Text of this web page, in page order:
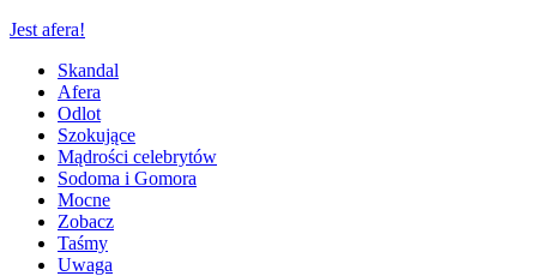
Jest afera!
Skandal
Afera
Odlot
Szokujące
Mądrości celebrytów
Sodoma i Gomora
Mocne
Zobacz
Taśmy
Uwaga